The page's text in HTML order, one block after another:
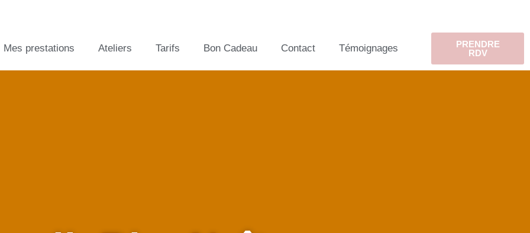
Mes prestations Ateliers Tarifs Bon Cadeau Contact Témoignages
PRENDRE
RDV